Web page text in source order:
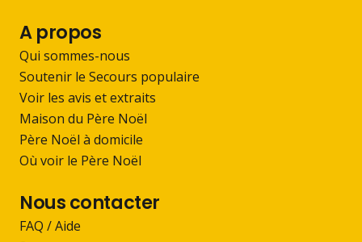
A propos
Qui sommes-nous
Soutenir le Secours populaire
Voir les avis et extraits
Maison du Père Noël
Père Noël à domicile
Où voir le Père Noël
Nous contacter
FAQ / Aide